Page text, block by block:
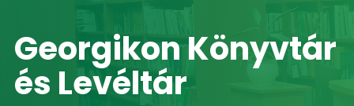
Georgikon Könyvtár
és Levéltár